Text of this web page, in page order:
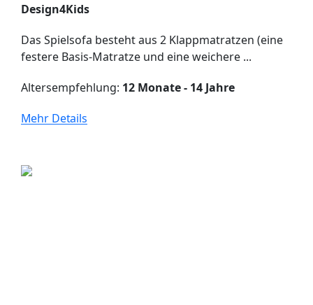
Design4Kids
Das Spielsofa besteht aus 2 Klappmatratzen (eine
festere Basis-Matratze und eine weichere ...
Altersempfehlung: 12 Monate - 14 Jahre
Mehr Details